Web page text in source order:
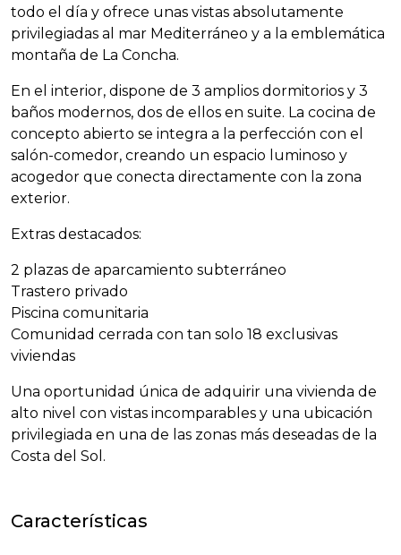
todo el día y ofrece unas vistas absolutamente
privilegiadas al mar Mediterráneo y a la emblemática
montaña de La Concha.
En el interior, dispone de 3 amplios dormitorios y 3
baños modernos, dos de ellos en suite. La cocina de
concepto abierto se integra a la perfección con el
salón-comedor, creando un espacio luminoso y
acogedor que conecta directamente con la zona
exterior.
Extras destacados:
2 plazas de aparcamiento subterráneo
Trastero privado
Piscina comunitaria
Comunidad cerrada con tan solo 18 exclusivas
viviendas
Una oportunidad única de adquirir una vivienda de
alto nivel con vistas incomparables y una ubicación
privilegiada en una de las zonas más deseadas de la
Costa del Sol.
Características